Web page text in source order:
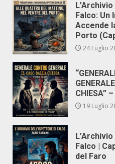
Falco: Un
Accende
Porto
24 Luglio
CHIESA”
19 Luglio
Falco |
del Faro